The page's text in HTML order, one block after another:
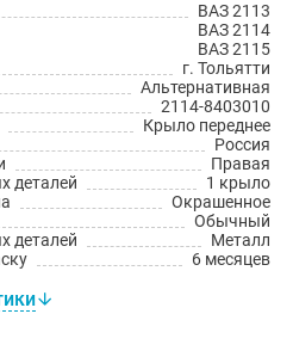
ВАЗ 2113
ВАЗ 2114
ВАЗ 2115
г. Тольятти
Альтернативная
2114-8403010
Крыло переднее
Россия
Правая
деталей
1 крыло
Окрашенное
Обычный
деталей
Металл
6 месяцев